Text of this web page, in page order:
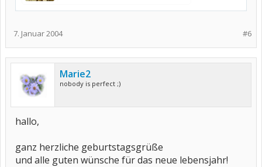
#6
7. Januar 2004
Marie2
nobody is perfect ;)
hallo,
ganz herzliche geburtstagsgrüße
und alle guten wünsche für das neue lebensjahr!